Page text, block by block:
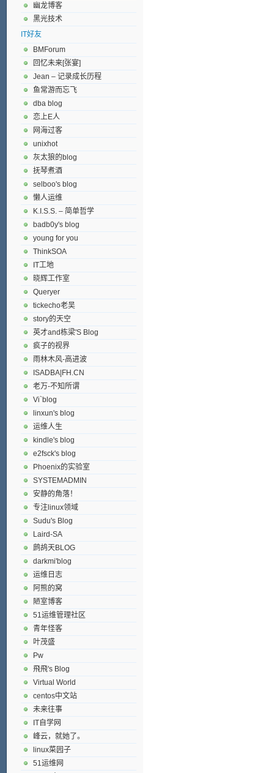
幽龙博客
黑光技术
IT好友
BMForum
回忆未来[张宴]
Jean – 记录成长历程
鱼常游而忘飞
dba blog
恋上E人
网海过客
unixhot
灰太狼的blog
抚琴煮酒
selboo's blog
懒人运维
K.I.S.S. – 简单哲学
badb0y's blog
young for you
ThinkSOA
IT工地
晓辉工作室
Queryer
tickecho老吴
story的天空
英才and栋梁'S Blog
疯子的视界
雨林木风-高进波
ISADBA|FH.CN
老万-不知所谓
Vi`blog
linxun's blog
运维人生
kindle's blog
e2fsck's blog
Phoenix的实验室
SYSTEMADMIN
安静的角落！
专注linux领域
Sudu's Blog
Laird-SA
鹧鸪天BLOG
darkmi'blog
运维日志
阿熊的窝
陋室博客
51运维管理社区
青年怪客
叶茂盛
Pw
飛飛's Blog
Virtual World
centos中文站
未来往事
IT自学网
峰云，就她了。
linux菜园子
51运维网